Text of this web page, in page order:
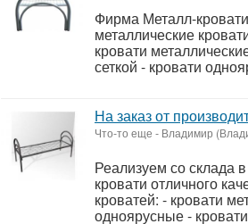
Фирма Металл-
металлические
кровати
сеткой - кровати
На заказ от
Что-то еще - Владимир
Реализуем со склада
кровати отличного
кроватей: - кровати
одноярусные -